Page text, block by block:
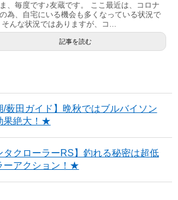
、毎度です♪友蔵です。 ここ最近は、コロナ
為、自宅にいる機会も多くなっている状況で
んな状況ではありますが、コ...
記事を読む
薮田ガイド】晩秋ではブルバイソン
果絶大！★
クローラーRS】釣れる秘密は超低
ーアクション！★